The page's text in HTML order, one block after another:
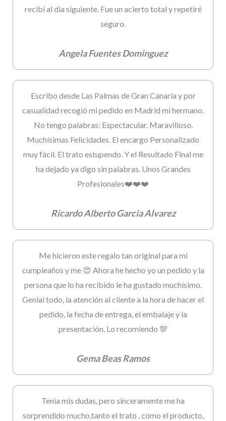
recibí al día siguiente. Fue un acierto total y repetiré
seguro.
Angela Fuentes Dominguez
Escribo desde Las Palmas de Gran Canaria y por
casualidad recogió mi pedido en Madrid mi hermano.
No tengo palabras: Espectacular. Maravilloso.
Muchísimas Felicidades. El encargo Personalizado
muy fácil. El trato estupendo. Y el Resultado Final me
ha dejado ya digo sin palabras. Unos Grandes
Profesionales❤️❤️❤️
Ricardo Alberto Garcia Alvarez
Me hicieron este regalo tan original para mi
cumpleaños y me 😍 Ahora he hecho yo un pedido y la
persona que lo ha recibido le ha gustado muchísimo.
Genial todo, la atención al cliente a la hora de hacer el
pedido, la fecha de entrega, el embalaje y la
presentación. Lo recomiendo 💯
Gema Beas Ramos
Tenia mis dudas, pero sinceramente me ha
sorprendido mucho,tanto el trato , como el producto,